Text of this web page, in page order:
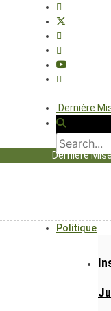
Dernière
Dernière
Politique